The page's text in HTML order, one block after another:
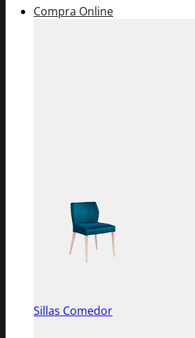
Compra Online
Sillas Comedor